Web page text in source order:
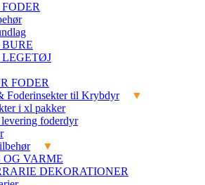
FODER
Foderinsekter til Krybdyr
i xl pakker
levering foderdyr
OG VARME
DEKORATIONER